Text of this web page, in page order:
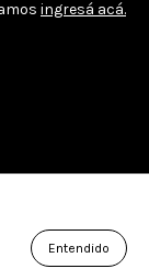
Entendido
ingresá acá.